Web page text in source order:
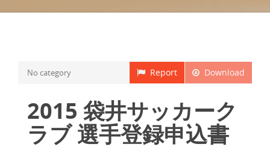
Download
Report
No category
2015 袋井サッカーク
ラブ 選手登録申込書